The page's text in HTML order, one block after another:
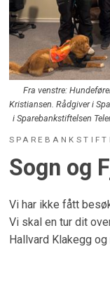
Fra venstre:
Kristiansen. Rådgiver i
i Sparebankstiftelsen
Sogn og
Vi har ikke fått
Vi skal en tur dit
Hallvard Klakegg